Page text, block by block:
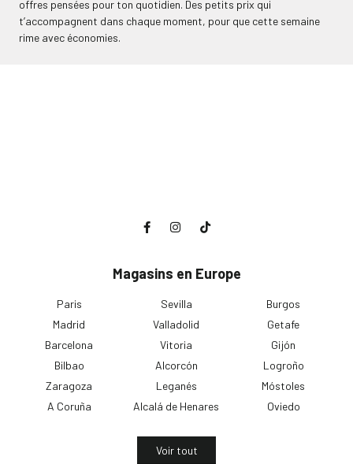
offres pensées pour ton quotidien. Des petits prix qui
t’accompagnent dans chaque moment, pour que cette semaine
rime avec économies.
Magasins en Europe
Paris
Madrid
Barcelona
Bilbao
Zaragoza
A Coruña
Sevilla
Valladolid
Vitoria
Alcorcón
Leganés
Alcalá de Henares
Burgos
Getafe
Gijón
Logroño
Móstoles
Oviedo
Voir tout